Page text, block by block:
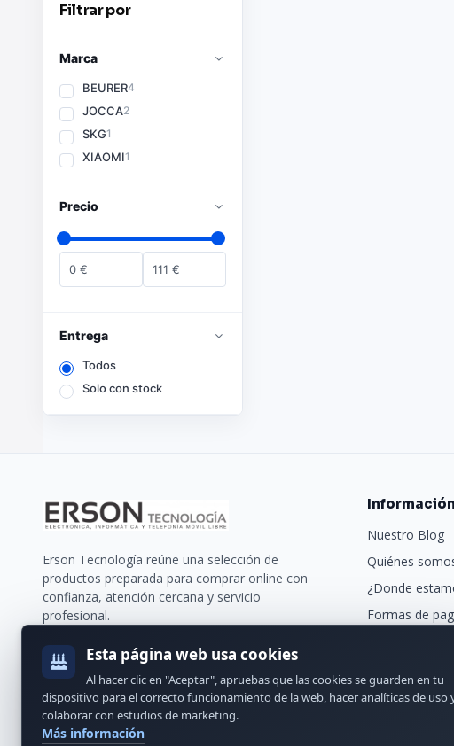
Filtrar por
Marca
BEURER4
JOCCA2
SKG1
XIAOMI1
Precio
0 € 111 €
Entrega
Todos
Solo con stock
Erson Tecnología reúne una selección de
productos preparada para comprar online con
confianza, atención cercana y servicio
profesional.
Información
Nuestro Blog
Quiénes
¿Donde
Formas de
Transporte y
Contacta con
Esta página web usa cookies
Al hacer clic en "Aceptar", apruebas que las cookies se guarden en tu
dispositivo para el correcto funcionamiento de la web, hacer analíticas de uso
colaborar con estudios de marketing.
Más información